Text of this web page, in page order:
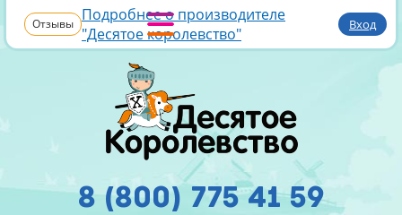
Отзывы Подробнее о производителе
"Десятое королевство"
Вход
8 (800) 775 41 59